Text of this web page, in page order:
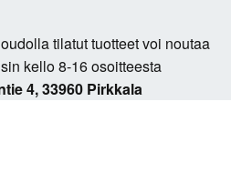
tilatut tuotteet voi noutaa
kello 8-16 osoitteesta
4, 33960 Pirkkala